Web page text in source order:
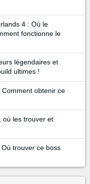
4 : Où le
fonctionne le
légendaires et
ultimes !
obtenir ce
où les trouver et
trouver ce boss